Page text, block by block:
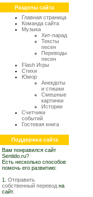
Разделы сайта
Главная страница
Команда сайта
Музыка
Хит-парад
Тексты
песен
Переводы
песен
Flash Игры
Стихи
Юмор
Анекдоты
и стишки
Смешные
картинки
Истории
Счетчики
событий
Гостевая книга
Поддержка сайта
Вам понравился сайт
Sentido.ru?
Есть несколько способов
помочь его развитию:
1. Отправить
собственный перевод на
сайт.